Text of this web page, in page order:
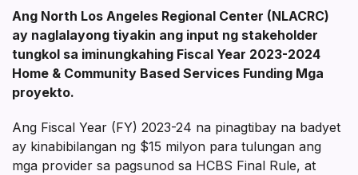
Ang North Los Angeles Regional Center (NLACRC)
ay naglalayong tiyakin ang input ng stakeholder
tungkol sa iminungkahing Fiscal Year 2023-2024
Home & Community Based Services Funding Mga
proyekto.
Ang Fiscal Year (FY) 2023-24 na pinagtibay na badyet
ay kinabibilangan ng $15 milyon para tulungan ang
mga provider sa pagsunod sa HCBS Final Rule, at